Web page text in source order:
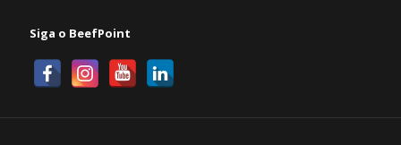
Siga o BeefPoint